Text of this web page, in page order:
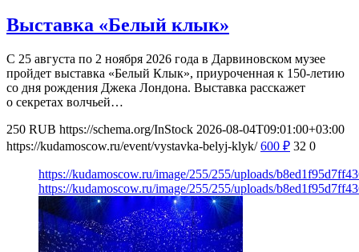
Выставка «Белый клык»
С 25 августа по 2 ноября 2026 года в Дарвиновском музее
пройдет выставка «Белый Клык», приуроченная к 150-летию
со дня рождения Джека Лондона. Выставка расскажет
о секретах волчьей…
250 RUB https://schema.org/InStock 2026-08-04T09:01:00+03:00
https://kudamoscow.ru/event/vystavka-belyj-klyk/ 600 ₽ 32 0
https://kudamoscow.ru/image/255/255/uploads/
https://kudamoscow.ru/image/255/255/uploads/